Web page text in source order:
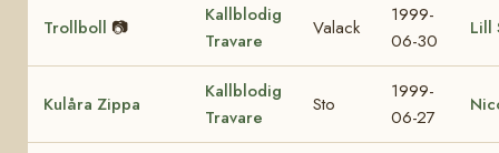
Trollboll 📷
Kallblodig
Travare
Valack
1999-
06-30
Lill
Kulåra Zippa
Kallblodig
Travare
Sto
1999-
06-27